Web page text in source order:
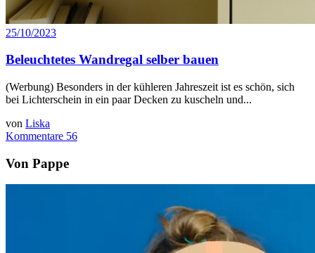
25/10/2023
Beleuchtetes Wandregal selber bauen
(Werbung) Besonders in der kühleren Jahreszeit ist es schön, sich
bei Lichterschein in ein paar Decken zu kuscheln und...
von Liska
Kommentare 56
Von Pappe